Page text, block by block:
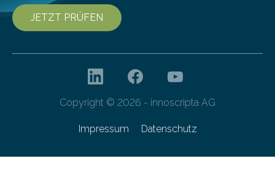
JETZT PRÜFEN
Copyright © 2026 - innoscripta AG
Impressum Datenschutz